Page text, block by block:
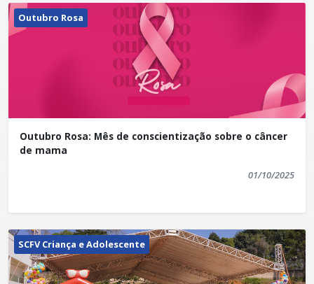
Outubro Rosa
Outubro Rosa: Mês de conscientização sobre o câncer
de mama
01/10/2025
SCFV Criança e Adolescente